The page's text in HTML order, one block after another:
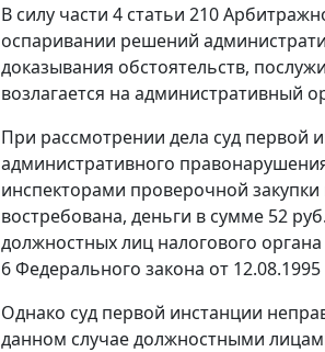
В силу части 4 статьи 210
оспаривании решений
доказывания обстоятельств,
возлагается на административный
При рассмотрении дела суд первой
административного
инспекторами проверочной закупки
востребована, деньги в сумме 52
должностных лиц налогового
6Федерального закона от
Однако суд первой инстанции
данном случае должностными